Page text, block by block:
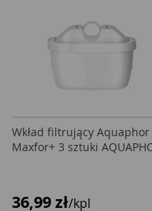
Wkład filtrujący Aquaphor
Maxfor+ 3 sztuki
36,99 zł/kpl